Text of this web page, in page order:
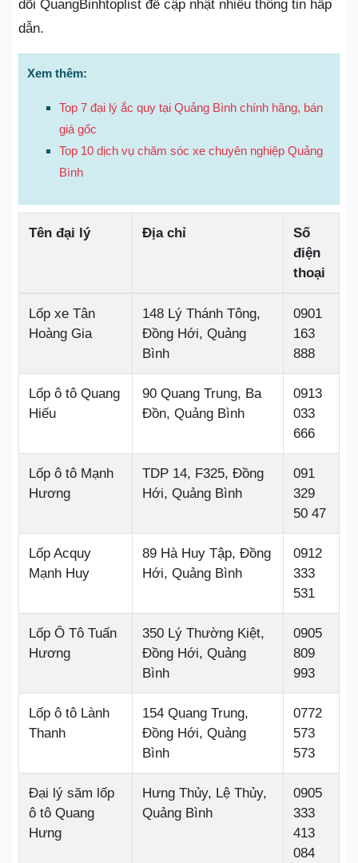
dõi QuangBinhtoplist để cập nhật nhiều thông tin hấp
dẫn.
Xem thêm:
Top 7 đại lý ắc quy tại Quảng Bình chính hãng, bán
giá gốc
Top 10 dịch vụ chăm sóc xe chuyên nghiệp Quảng
Bình
Tên đại lý Địa chỉ
Số
điện
thoại
Lốp xe Tân
Hoàng Gia
148 Lý Thánh Tông,
Đồng Hới, Quảng
Bình
0901
163
888
Lốp ô tô Quang
Hiếu
90 Quang Trung, Ba
Đồn, Quảng Bình
0913
033
666
Lốp ô tô Mạnh
Hương
TDP 14, F325, Đồng
Hới, Quảng Bình
091
329
50 47
Lốp Acquy
Mạnh Huy
89 Hà Huy Tập, Đồng
Hới, Quảng Bình
0912
333
531
Lốp Ô Tô Tuấn
Hương
350 Lý Thường Kiệt,
Đồng Hới, Quảng
Bình
0905
809
993
Lốp ô tô Lành
Thanh
154 Quang Trung,
Đồng Hới, Quảng
Bình
0772
573
573
Đại lý săm lốp
ô tô Quang
Hưng
Hưng Thủy, Lệ Thủy,
Quảng Bình
0905
333
413
084